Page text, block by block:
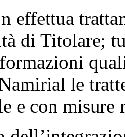
effettua
di Titolare;
le
e con misure